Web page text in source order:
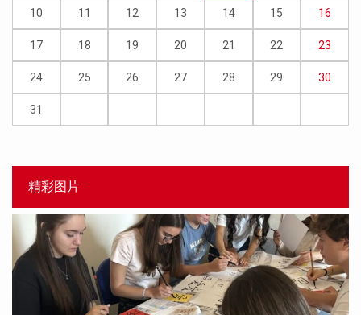
10 11 12 13 14 15 16
17 18 19 20 21 22 23
24 25 26 27 28 29 30
31
精彩图片